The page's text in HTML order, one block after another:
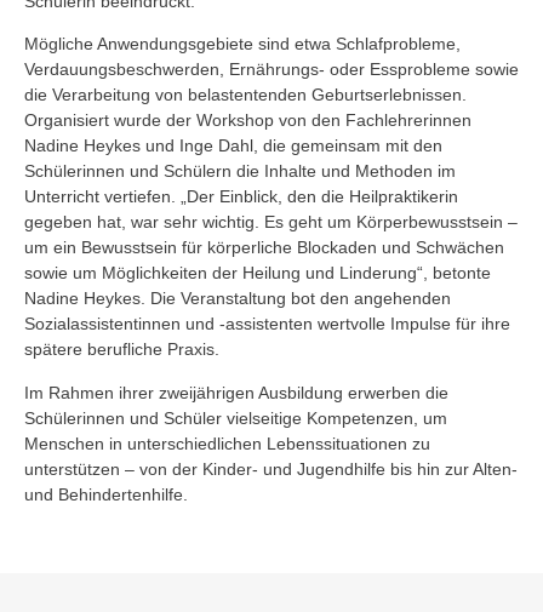
Mögliche Anwendungsgebiete sind etwa Schlafprobleme,
Verdauungsbeschwerden, Ernährungs- oder Essprobleme sowie
die Verarbeitung von belastentenden Geburtserlebnissen.
Organisiert wurde der Workshop von den Fachlehrerinnen
Nadine Heykes und Inge Dahl, die gemeinsam mit den
Schülerinnen und Schülern die Inhalte und Methoden im
Unterricht vertiefen. „Der Einblick, den die Heilpraktikerin
gegeben hat, war sehr wichtig. Es geht um Körperbewusstsein –
um ein Bewusstsein für körperliche Blockaden und Schwächen
sowie um Möglichkeiten der Heilung und Linderung“, betonte
Nadine Heykes. Die Veranstaltung bot den angehenden
Sozialassistentinnen und -assistenten wertvolle Impulse für ihre
spätere berufliche Praxis.
Im Rahmen ihrer zweijährigen Ausbildung erwerben die
Schülerinnen und Schüler vielseitige Kompetenzen, um
Menschen in unterschiedlichen Lebenssituationen zu
unterstützen – von der Kinder- und Jugendhilfe bis hin zur Alten-
und Behindertenhilfe.